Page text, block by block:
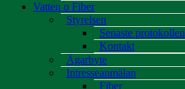
Vatten o Fiber
Styrelsen
Senaste protokollen
Kontakt
Ägarbyte
Intresseanmälan
Fiber